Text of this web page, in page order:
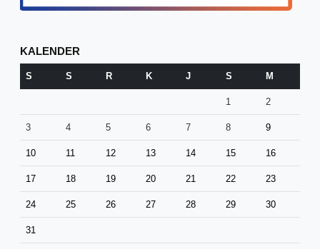
KALENDER
S S R K J S M
1 2
3 4 5 6 7 8 9
10 11 12 13 14 15 16
17 18 19 20 21 22 23
24 25 26 27 28 29 30
31